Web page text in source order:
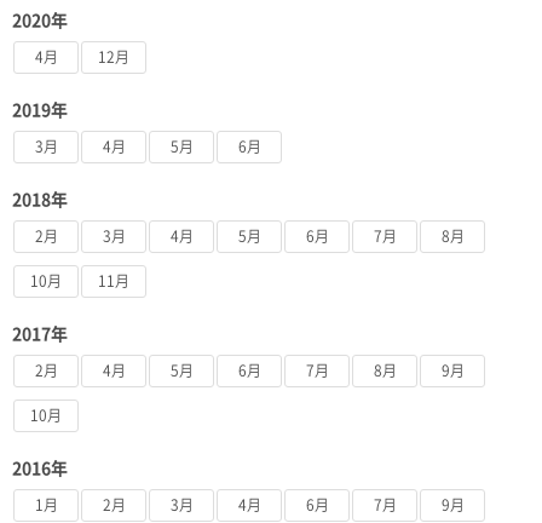
2020年
4月 12月
2019年
3月 4月 5月 6月
2018年
2月 3月 4月 5月 6月 7月 8月
10月 11月
2017年
2月 4月 5月 6月 7月 8月 9月
10月
2016年
1月 2月 3月 4月 6月 7月 9月